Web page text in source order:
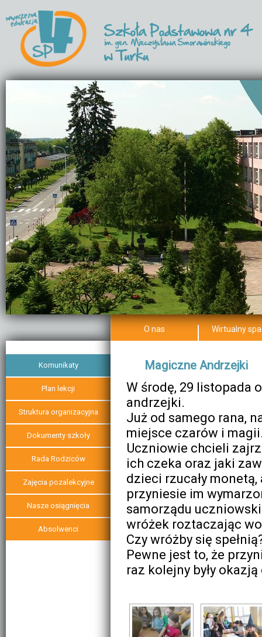
Komunikaty
Plan lekcji
Struktura organizacyjna
Dyrekcja
Rada Pedagogiczna
Sekretariat
Pedagog /Psycholog
Logopeda
Świetlica i stołówka
szkolna
Biblioteka
Rozkład godzin
Kalendarium
Dokumenty szkoły
Rada Rodziców
Regulamin Rady
Rodziców
Prezydium Rady
Rodziców
Zajęcia pozalekcyjne
Nasze osiągnięcia
W drodze po laury
Przy ul. Sportowej na
Absolwenci
O nas
szkole
Patron
Poczet
Sztandarowy
Samorząd
Uczniowski
Hymn
Ceremoniał
Wirtualny
Magiczne Andrzejki
W środę, 29 listopada
andrzejki.
Już od samego rana,
miejsce czarów i
Uczniowie chcieli
ich czeka oraz jaki
dzieci rzucały
przyniesie im
samorządu
wróżek roztaczając
Czy wróżby się
Pewne jest to, że
raz kolejny były